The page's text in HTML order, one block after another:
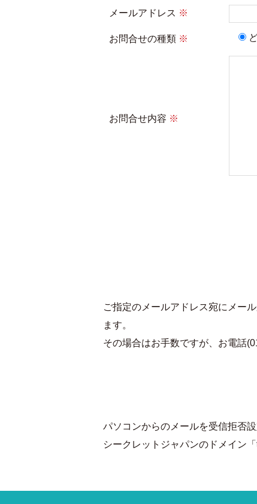
メールアドレス ※
お問合せの種類 ※
お問合せ内容 ※
ご指定のメールアドレス宛にメー
ます。
その場合はお手数ですが、お電話
パソコンからのメールを受信拒否
シークレットジャパンのドメイン